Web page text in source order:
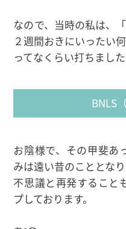
なので、当時の私は、「
２週間おきにいったい
ってなくらい打ちまし
BNLS
お陰様で、その甲斐あ
みは遠い昔のこととなり
不思議と再発すること
プしております。